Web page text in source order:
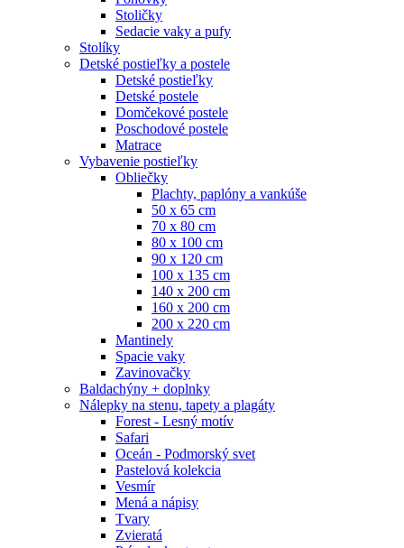
Stoličky
Sedacie vaky a pufy
Stolíky
Detské postieľky a postele
Detské postieľky
Detské postele
Domčekové postele
Poschodové postele
Matrace
Vybavenie postieľky
Obliečky
Plachty, paplóny a vankúše
50 x 65 cm
70 x 80 cm
80 x 100 cm
90 x 120 cm
100 x 135 cm
140 x 200 cm
160 x 200 cm
200 x 220 cm
Mantinely
Spacie vaky
Zavinovačky
Baldachýny + doplnky
Nálepky na stenu, tapety a plagáty
Forest - Lesný motív
Safari
Oceán - Podmorský svet
Pastelová kolekcia
Vesmír
Mená a nápisy
Tvary
Zvieratá